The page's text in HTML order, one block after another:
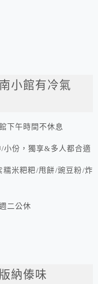
小館有冷氣
下午時間不休息
小份，獨享&多人都合適
糯米粑粑/甩餅/豌豆粉/炸
二公休
納傣味